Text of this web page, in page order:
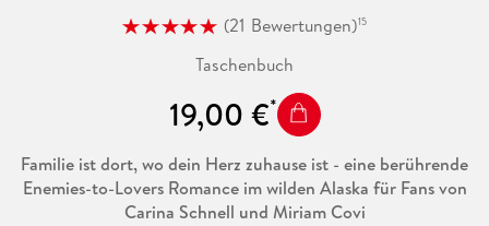
(21 Bewertungen)15
Taschenbuch
19,00 €
Familie ist dort, wo dein Herz zuhause ist - eine berührende
Enemies-to-Lovers Romance im wilden Alaska für Fans von
Carina Schnell und Miriam Covi